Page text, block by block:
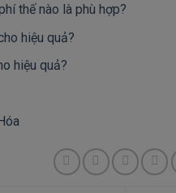
thế nào là phù hợp?
hiệu quả?
hiệu quả?